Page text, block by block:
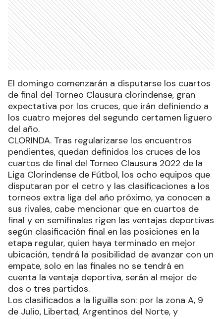
El domingo comenzarán a disputarse los cuartos
de final del Torneo Clausura clorindense, gran
expectativa por los cruces, que irán definiendo a
los cuatro mejores del segundo certamen liguero
del año.
CLORINDA. Tras regularizarse los encuentros
pendientes, quedan definidos los cruces de los
cuartos de final del Torneo Clausura 2022 de la
Liga Clorindense de Fútbol, los ocho equipos que
disputaran por el cetro y las clasificaciones a los
torneos extra liga del año próximo, ya conocen a
sus rivales, cabe mencionar que en cuartos de
final y en semifinales rigen las ventajas deportivas
según clasificación final en las posiciones en la
etapa regular, quien haya terminado en mejor
ubicación, tendrá la posibilidad de avanzar con un
empate, solo en las finales no se tendrá en
cuenta la ventaja deportiva, serán al mejor de
dos o tres partidos.
Los clasificados a la liguilla son: por la zona A, 9
de Julio, Libertad, Argentinos del Norte, y